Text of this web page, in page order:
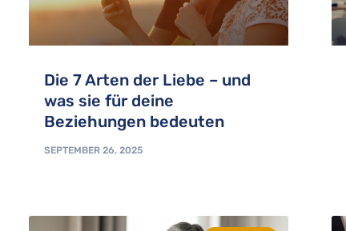
Die 7 Arten der Liebe – und
was sie für deine
Beziehungen bedeuten
SEPTEMBER 26, 2025